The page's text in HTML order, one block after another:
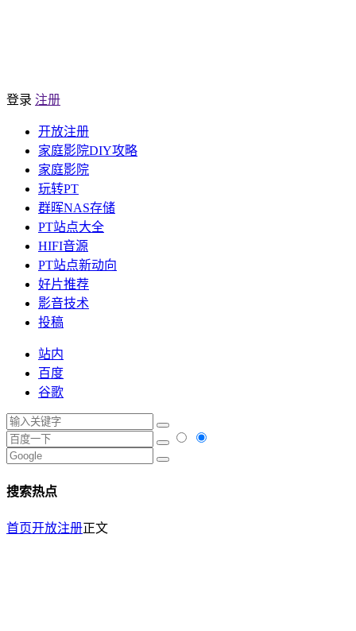
登录 注册
开放注册
家庭影院DIY攻略
家庭影院
玩转PT
群晖NAS存储
PT站点大全
HIFI音源
PT站点新动向
好片推荐
影音技术
投稿
站内
百度
谷歌
搜索热点
首页开放注册正文